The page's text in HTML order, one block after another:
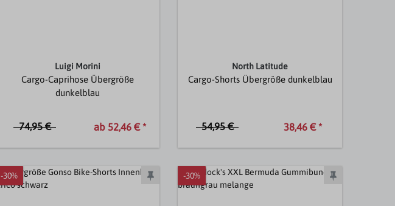
Luigi Morini
Cargo-Caprihose Übergröße
dunkelblau
74,95 € ab 52,46 € *
North Latitude
Cargo-Shorts Übergröße dunkelblau
54,95 € 38,46 € *
-30% -30%